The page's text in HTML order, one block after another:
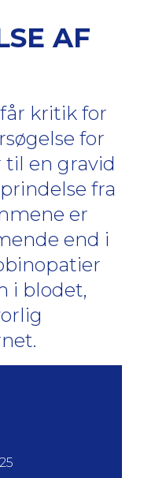
AF
kritik for
for
en gravid
fra
er
end i
i blodet,